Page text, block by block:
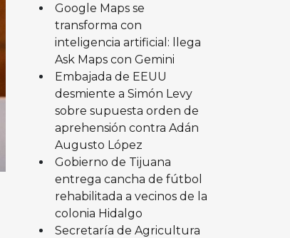
Google Maps se
transforma con
inteligencia artificial: llega
Ask Maps con Gemini
Embajada de EEUU
desmiente a Simón Levy
sobre supuesta orden de
aprehensión contra Adán
Augusto López
Gobierno de Tijuana
entrega cancha de fútbol
rehabilitada a vecinos de la
colonia Hidalgo
Secretaría de Agricultura